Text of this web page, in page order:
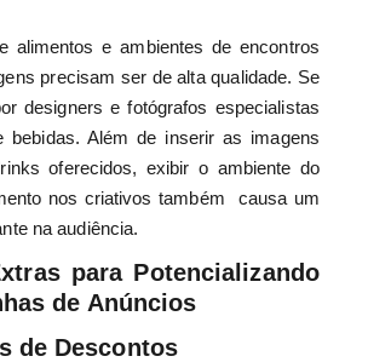
alimentos e ambientes de encontros
precisam ser de alta qualidade. Se
designers e fotógrafos especialistas
bebidas. Além de inserir as imagens
oferecidos, exibir o ambiente do
nos criativos também causa um
na audiência.
para Potencializando
de Anúncios
de Descontos